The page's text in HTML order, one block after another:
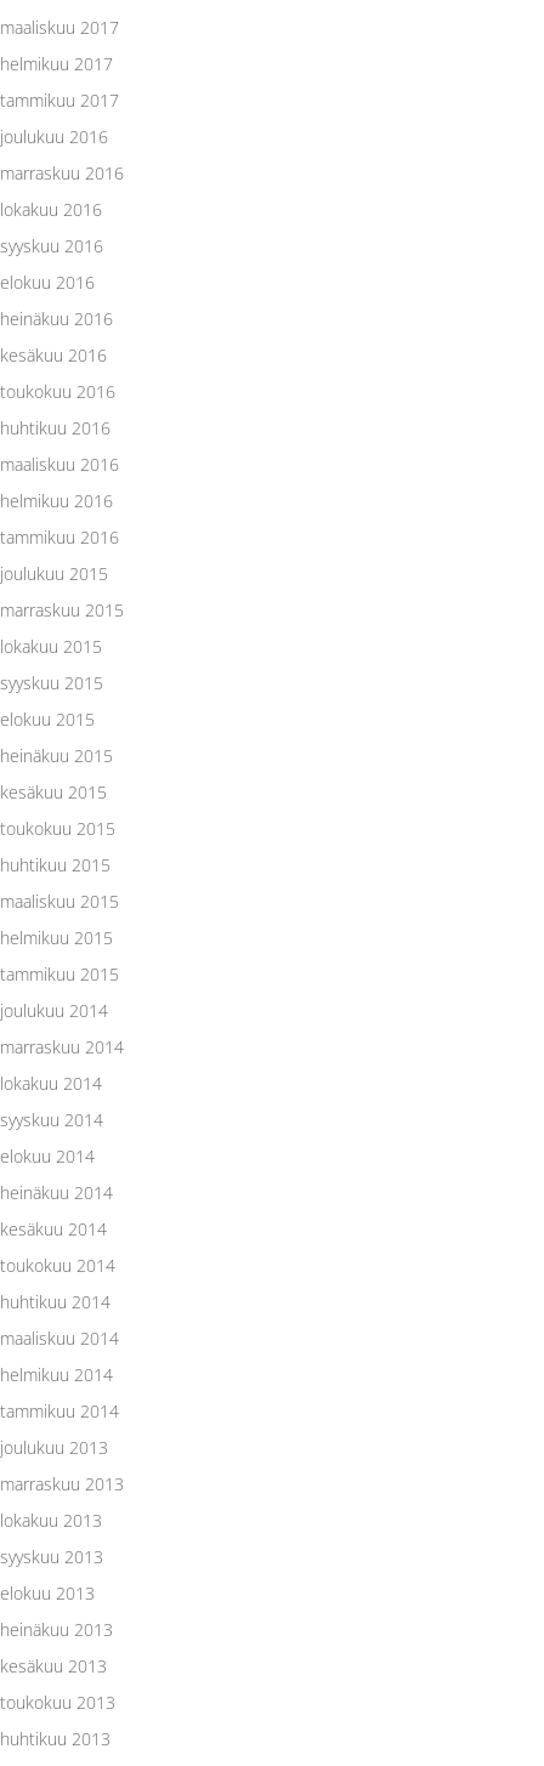
maaliskuu 2017
helmikuu 2017
tammikuu 2017
joulukuu 2016
marraskuu 2016
lokakuu 2016
syyskuu 2016
elokuu 2016
heinäkuu 2016
kesäkuu 2016
toukokuu 2016
huhtikuu 2016
maaliskuu 2016
helmikuu 2016
tammikuu 2016
joulukuu 2015
marraskuu 2015
lokakuu 2015
syyskuu 2015
elokuu 2015
heinäkuu 2015
kesäkuu 2015
toukokuu 2015
huhtikuu 2015
maaliskuu 2015
helmikuu 2015
tammikuu 2015
joulukuu 2014
marraskuu 2014
lokakuu 2014
syyskuu 2014
elokuu 2014
heinäkuu 2014
kesäkuu 2014
toukokuu 2014
huhtikuu 2014
maaliskuu 2014
helmikuu 2014
tammikuu 2014
joulukuu 2013
marraskuu 2013
lokakuu 2013
syyskuu 2013
elokuu 2013
heinäkuu 2013
kesäkuu 2013
toukokuu 2013
huhtikuu 2013